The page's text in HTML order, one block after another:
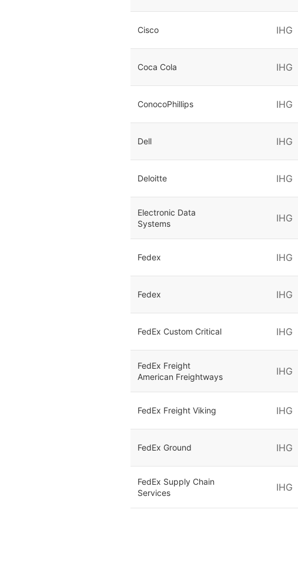
Cisco IHG
Coca Cola IHG
ConocoPhillips IHG
Dell IHG
Deloitte IHG
Electronic Data
Systems
IHG
Fedex IHG
Fedex IHG
FedEx Custom Critical IHG
FedEx Freight
American Freightways
IHG
FedEx Freight Viking IHG
FedEx Ground IHG
FedEx Supply Chain
Services
IHG